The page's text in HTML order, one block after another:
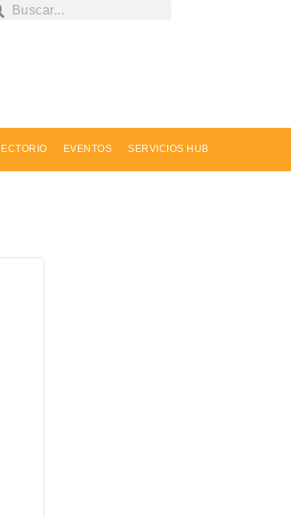
EVENTOS SERVICIOS HUB